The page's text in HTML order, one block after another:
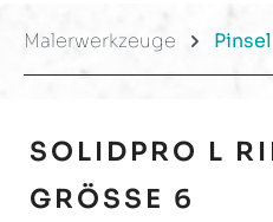
Malerwerkzeuge Pinsel
SOLIDPRO L
GRÖSSE 6